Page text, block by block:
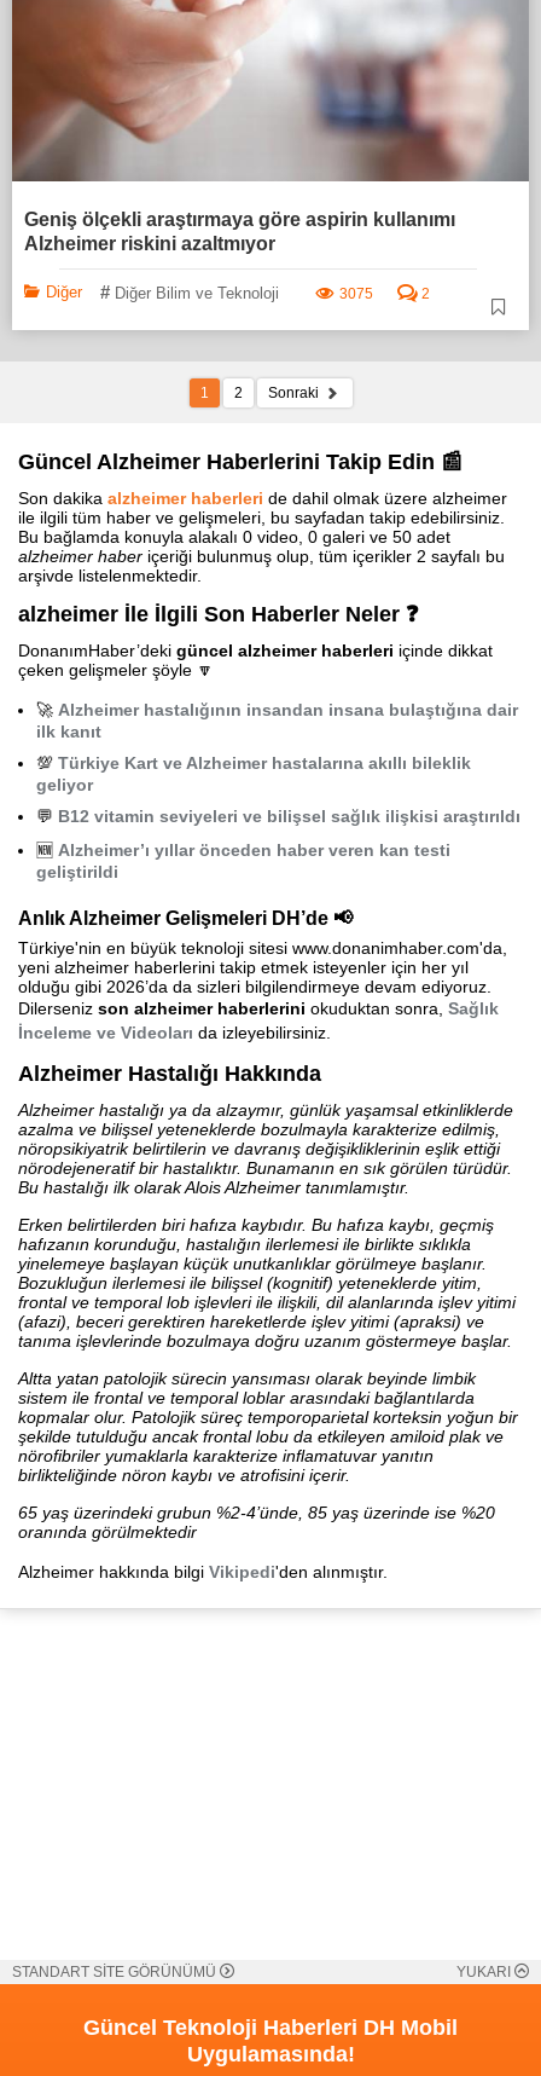
Geniş ölçekli araştırmaya göre aspirin kullanımı
Alzheimer riskini azaltmıyor
Diğer # Diğer Bilim ve Teknoloji 3075 2
1 2 Sonraki
Güncel Alzheimer Haberlerini Takip Edin 📰
Son dakika alzheimer haberleri de dahil olmak üzere alzheimer
ile ilgili tüm haber ve gelişmeleri, bu sayfadan takip edebilirsiniz.
Bu bağlamda konuyla alakalı 0 video, 0 galeri ve 50 adet
alzheimer haber içeriği bulunmuş olup, tüm içerikler 2 sayfalı bu
arşivde listelenmektedir.
alzheimer İle İlgili Son Haberler Neler ❓
DonanımHaber’deki güncel alzheimer haberleri içinde dikkat
çeken gelişmeler şöyle 🔽
🚀 Alzheimer hastalığının insandan insana bulaştığına dair
ilk kanıt
💯 Türkiye Kart ve Alzheimer hastalarına akıllı bileklik
geliyor
💬 B12 vitamin seviyeleri ve bilişsel sağlık ilişkisi araştırıldı
🆕 Alzheimer’ı yıllar önceden haber veren kan testi
geliştirildi
Anlık Alzheimer Gelişmeleri DH’de 📢
Türkiye'nin en büyük teknoloji sitesi www.donanimhaber.com'da,
yeni alzheimer haberlerini takip etmek isteyenler için her yıl
olduğu gibi 2026’da da sizleri bilgilendirmeye devam ediyoruz.
Dilerseniz son alzheimer haberlerini okuduktan sonra, Sağlık
İnceleme ve Videoları da izleyebilirsiniz.
Alzheimer Hastalığı Hakkında
Alzheimer hastalığı ya da alzaymır, günlük yaşamsal etkinliklerde
azalma ve bilişsel yeteneklerde bozulmayla karakterize edilmiş,
nöropsikiyatrik belirtilerin ve davranış değişikliklerinin eşlik ettiği
nörodejeneratif bir hastalıktır. Bunamanın en sık görülen türüdür.
Bu hastalığı ilk olarak Alois Alzheimer tanımlamıştır.
Erken belirtilerden biri hafıza kaybıdır. Bu hafıza kaybı, geçmiş
hafızanın korunduğu, hastalığın ilerlemesi ile birlikte sıklıkla
yinelemeye başlayan küçük unutkanlıklar görülmeye başlanır.
Bozukluğun ilerlemesi ile bilişsel (kognitif) yeteneklerde yitim,
frontal ve temporal lob işlevleri ile ilişkili, dil alanlarında işlev yitimi
(afazi), beceri gerektiren hareketlerde işlev yitimi (apraksi) ve
tanıma işlevlerinde bozulmaya doğru uzanım göstermeye başlar.
Altta yatan patolojik sürecin yansıması olarak beyinde limbik
sistem ile frontal ve temporal loblar arasındaki bağlantılarda
kopmalar olur. Patolojik süreç temporoparietal korteksin yoğun bir
şekilde tutulduğu ancak frontal lobu da etkileyen amiloid plak ve
nörofibriler yumaklarla karakterize inflamatuvar yanıtın
birlikteliğinde nöron kaybı ve atrofisini içerir.
65 yaş üzerindeki grubun %2-4’ünde, 85 yaş üzerinde ise %20
oranında görülmektedir
Alzheimer hakkında bilgi Vikipedi'den alınmıştır.
STANDART SİTE GÖRÜNÜMÜ YUKARI
Güncel Teknoloji Haberleri DH Mobil
Uygulamasında!